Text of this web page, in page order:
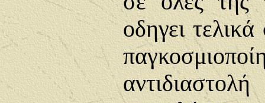
οδηγειτελικά